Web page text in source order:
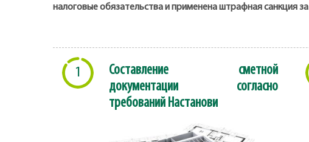
налоговые обязательства и применена штрафная
1
Составление сметной
документации согласно
требований Настанови